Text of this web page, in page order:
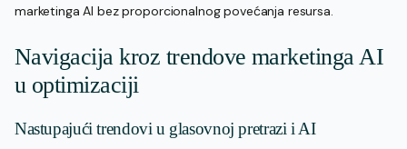
marketinga AI bez proporcionalnog povećanja resursa.
Navigacija kroz trendove marketinga AI
u optimizaciji
Nastupajući trendovi u glasovnoj pretrazi i AI